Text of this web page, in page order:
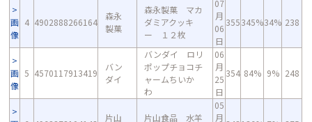
画
像
4 4902888266164
森永
製菓
森永製菓 マカ
ダミアクッキ
ー １２枚
07
月
06
日
355345%34% 238
画
像
5 4570117913419
バン
ダイ
バンダイ ロリ
ポップチョコチ
ャームちいか
わ
06
月
25
日
354 84% 9% 248
片山
片山食品 水羊
05
月